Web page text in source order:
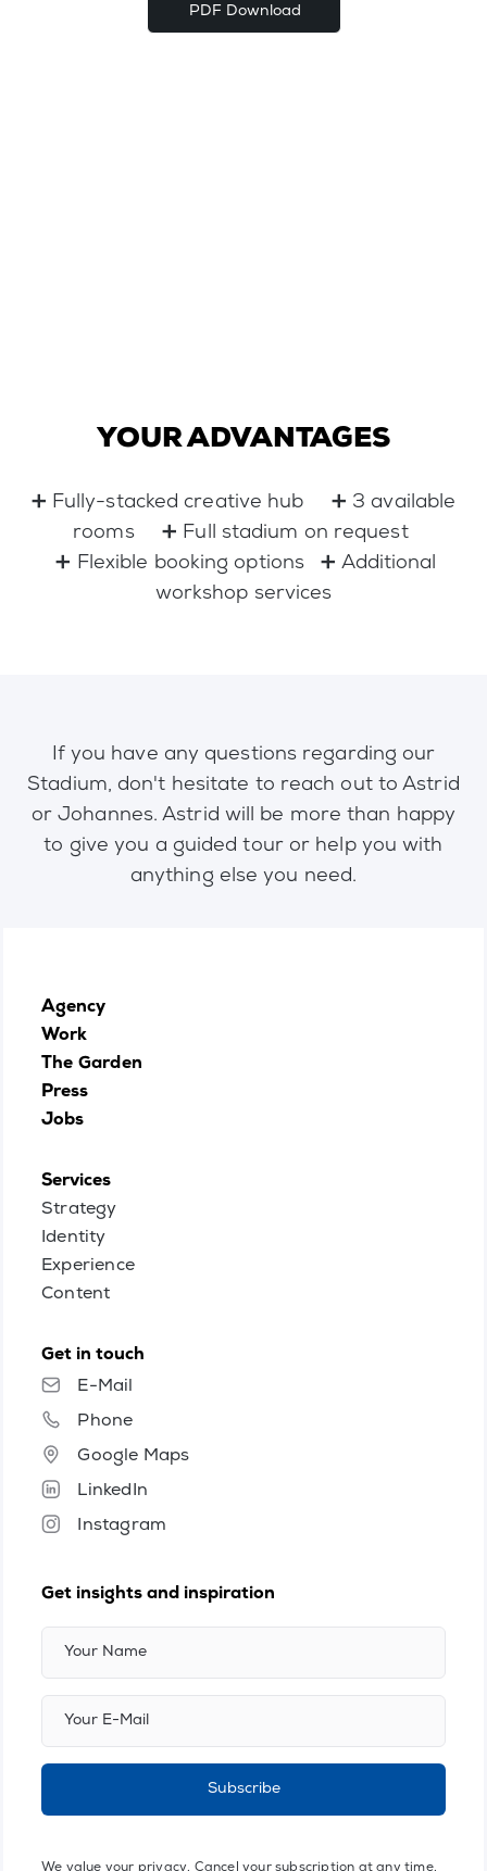
PDF Download
YOUR ADVANTAGES
➕ Fully-stacked creative hub ➕ 3 available
rooms ➕ Full stadium on request
➕ Flexible booking options ➕ Additional
workshop services
If you have any questions regarding our
Stadium, don't hesitate to reach out to Astrid
or Johannes. Astrid will be more than happy
to give you a guided tour or help you with
anything else you need.
Agency
Work
The Garden
Press
Jobs
Services
Strategy
Identity
Experience
Content
Get in touch
E-Mail
Phone
Google Maps
LinkedIn
Instagram
Get insights and inspiration
Subscribe
We value your privacy. Cancel your subscription at any time.